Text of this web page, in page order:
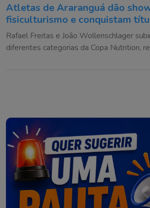
Atletas de Araranguá dão
fisiculturismo e conquistam
competição
Rafael Freitas e João Wollenschlager
diferentes categorias da Copa Nutrition,